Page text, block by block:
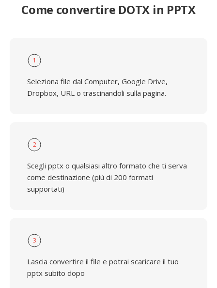
Come convertire DOTX in PPTX
1
Seleziona file dal Computer, Google Drive,
Dropbox, URL o trascinandoli sulla pagina.
2
Scegli pptx o qualsiasi altro formato che ti serva
come destinazione (più di 200 formati
supportati)
3
Lascia convertire il file e potrai scaricare il tuo
pptx subito dopo